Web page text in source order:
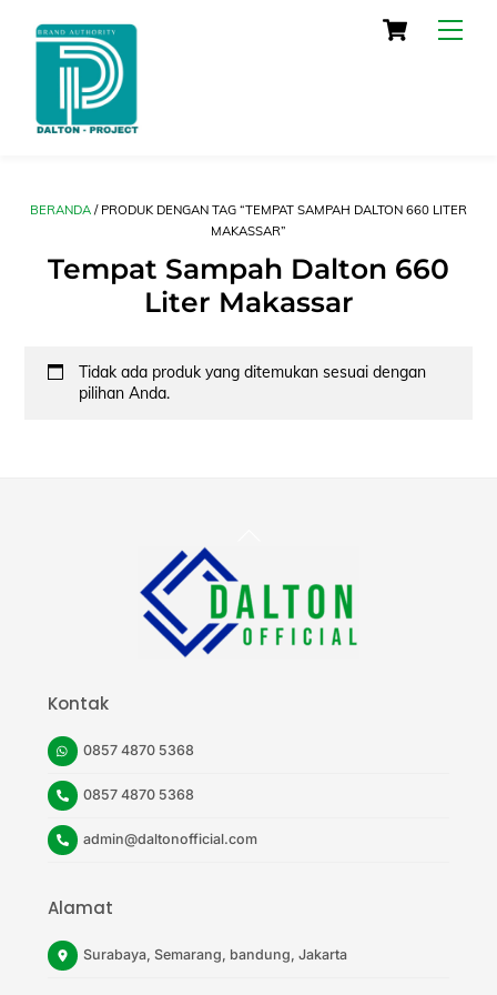
Cart
BERANDA / PRODUK DENGAN TAG “TEMPAT SAMPAH DALTON 660 LITER
MAKASSAR”
Tempat Sampah Dalton 660
Liter Makassar
Tidak ada produk yang ditemukan sesuai dengan
pilihan Anda.
Kontak
0857 4870 5368
0857 4870 5368
admin@daltonofficial.com
Alamat
Surabaya, Semarang, bandung, Jakarta